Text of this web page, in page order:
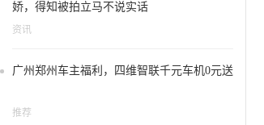
娇，得知被拍立马不说实话
资讯
广州郑州车主福利，四维智联千元车机0元送
推荐